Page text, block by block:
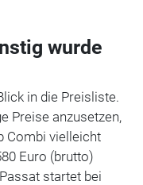
wurde
in die Preisliste.
Preise anzusetzen,
Combi vielleicht
Euro (brutto)
startet bei